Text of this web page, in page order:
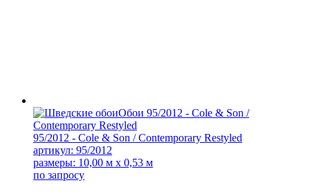
95/2012 - Cole & Son / Contemporary Restyled
артикул: 95/2012
размеры: 10,00 м x 0,53 м
по запросу